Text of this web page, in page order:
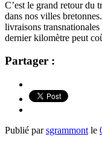
C’est le grand retour du
dans nos villes
livraisons
dernier kilomètre peut
Partager :
Publié parsgrammont le